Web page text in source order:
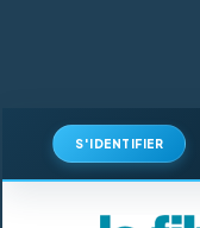
S'IDENTIFIER